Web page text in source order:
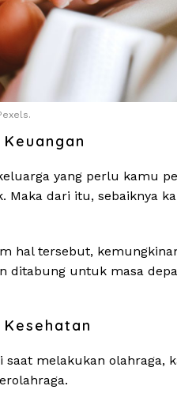
yang perlu kamu
Maka dari itu, sebaiknya
hal tersebut,
ditabung untuk masa
melakukan olahraga,